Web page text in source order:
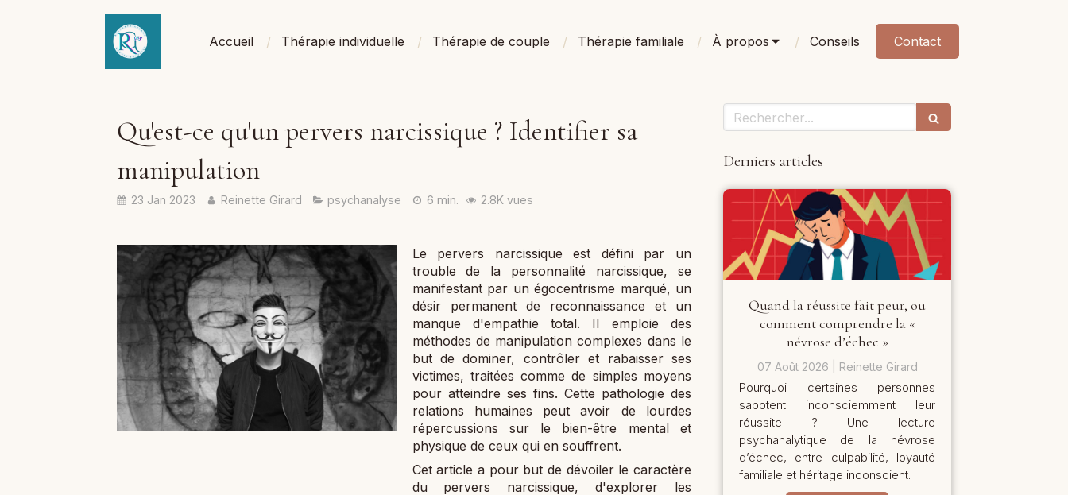
Accueil Thérapie individuelle Thérapie de couple Thérapie familiale À propos Conseils Contact
Qu'est-ce qu'un pervers narcissique ? Identifier sa
manipulation
23 Jan 2023 Reinette Girard psychanalyse 6 min. 2.8K vues
Le pervers narcissique est défini par un
trouble de la personnalité narcissique, se
manifestant par un égocentrisme marqué, un
désir permanent de reconnaissance et un
manque d'empathie total. Il emploie des
méthodes de manipulation complexes dans le
but de dominer, contrôler et rabaisser ses
victimes, traitées comme de simples moyens
pour atteindre ses fins. Cette pathologie des
relations humaines peut avoir de lourdes
répercussions sur le bien-être mental et
physique de ceux qui en souffrent.
Cet article a pour but de dévoiler le caractère
du pervers narcissique, d'explorer les
Rechercher
Derniers articles
Quand la réussite fait peur, ou
comment comprendre la «
névrose d’échec »
07 Août 2026 Reinette Girard
Pourquoi certaines personnes
sabotent inconsciemment leur
réussite ? Une lecture
psychanalytique de la névrose
d’échec, entre culpabilité, loyauté
familiale et héritage inconscient.